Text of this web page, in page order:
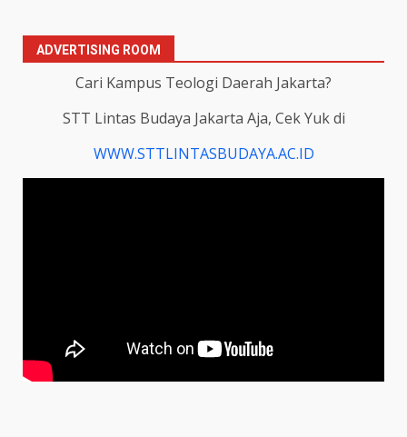
ADVERTISING ROOM
Cari Kampus Teologi Daerah Jakarta?
STT Lintas Budaya Jakarta Aja, Cek Yuk di
WWW.STTLINTASBUDAYA.AC.ID